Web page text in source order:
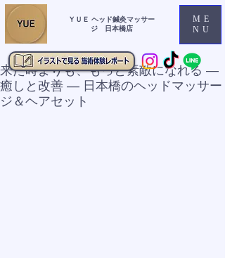
ＹＵＥ ヘッド鍼灸マッサー
ジ 日本橋店
ME
NU
来た時よりも、もっと素敵になれる ―
癒しと改善 ― 日本橋のヘッドマッサー
ジ＆ヘアセット